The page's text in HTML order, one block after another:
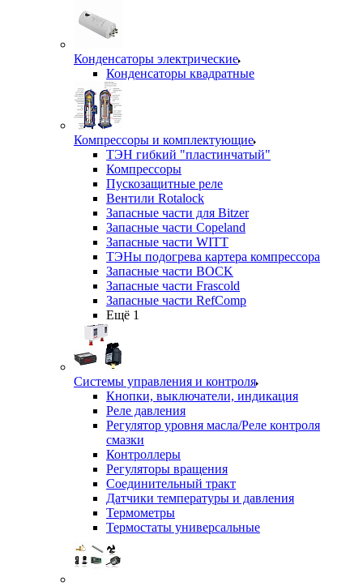
Конденсаторы электрические
Конденсаторы квадратные
Компрессоры и комплектующие
ТЭН гибкий "пластинчатый"
Компрессоры
Пускозащитные реле
Вентили Rotalock
Запасные части для Bitzer
Запасные части Copeland
Запасные части WITT
ТЭНы подогрева картера компрессора
Запасные части BOCK
Запасные части Frascold
Запасные части RefComp
Ещё 1
Системы управления и контроля
Кнопки, выключатели, индикация
Реле давления
Регулятор уровня масла/Реле контроля
смазки
Контроллеры
Регуляторы вращения
Соединительный тракт
Датчики температуры и давления
Термометры
Термостаты универсальные